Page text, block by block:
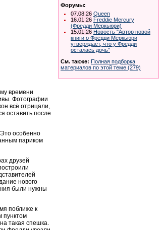
времени
Фотографии
всё отрицали,
оставить после
особенно
париком
друзей
нового
были нужны
поближе к
пунктом
такая спешка.
Форумы:
07.08.26 Queen
16.01.26 Freddie Mercury
(Фредди Меркьюри)
15.01.26 Новость "Автор новой
книги о Фредди Меркьюри
утверждает, что у Фредди
осталась дочь"
См. также: Полная подборка
материалов по этой теме (279)